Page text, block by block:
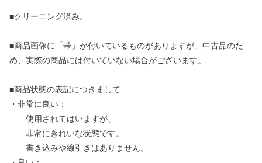
■クリーニング済み。
■商品画像に「帯」が付いているものがありますが、中古品のた
め、実際の商品には付いていない場合がございます。
■商品状態の表記につきまして
・非常に良い：
使用されてはいますが、
非常にきれいな状態です。
書き込みや線引きはありません。